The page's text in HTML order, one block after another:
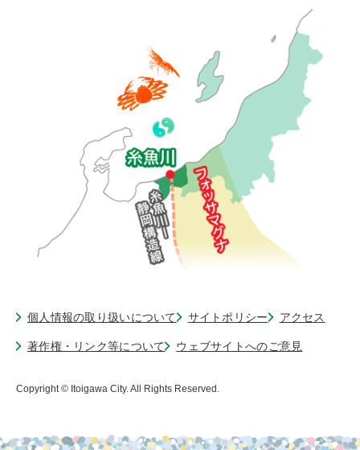
個人情報の取り扱いについて サイトポリシー アクセス
著作権・リンク等について ウェブサイトへのご意見
Copyright © Itoigawa City. All Rights Reserved.